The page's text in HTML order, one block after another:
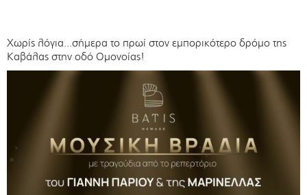
Χωρίς λόγια...σήμερα το πρωί στον εμπορικότερο δρόμο της
Καβάλας στην οδό Ομονοίας!